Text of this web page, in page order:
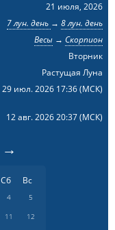
21 июля, 2026
7 лун. день → 8 лун. день
Весы→ Скорпион
Вторник
Растущая Луна
29 июл. 2026 17:36(МСК)
12 авг. 2026 20:37(МСК)
→
Сб Вс
4
5
11
12